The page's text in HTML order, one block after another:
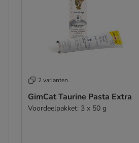
2 varianten
GimCat Taurine Pasta Extra
Voordeelpakket: 3 x 50 g